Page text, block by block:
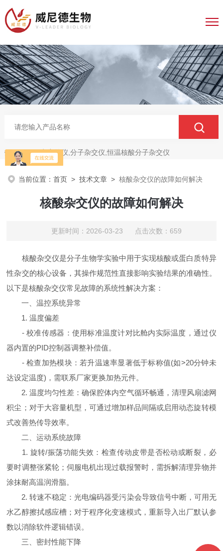
热门关键词：电穿孔仪,分子杂交仪,恒温核酸分子杂交仪
当前位置：首页 >技术文章 >核酸杂交仪的故障如何解决
核酸杂交仪的故障如何解决
更新时间：2026-03-23 点击次数：659
核酸杂交仪是分子生物学实验中用于实现核酸或蛋白质特异
性杂交的核心设备，其操作规范性直接影响实验结果的准确性。
以下是核酸杂交仪常见故障的系统性解决方案：
一、温控系统异常
1. 温度偏差
- 校准传感器：使用标准温度计对比舱内实际温度，通过仪
器内置的PID控制器调整补偿值。
- 检查加热模块：若升温速率显著低于标称值(如>20分钟未
达设定温度)，需联系厂家更换加热元件。
2. 温度均匀性差：确保腔体内空气循环畅通，清理风扇滤网
积尘；对于大容量机型，可通过增加样品间隔或启用动态旋转模
式改善热传导效率。
二、运动系统故障
1. 旋转/振荡功能失效：检查传动皮带是否松动或断裂，必
要时调整张紧轮；伺服电机出现过载报警时，需拆解清理异物并
涂抹耐高温润滑脂。
2. 转速不稳定：光电编码器受污染会导致信号中断，可用无
水乙醇擦拭感应槽；对于程序化变速模式，重新导入出厂默认参
数以消除软件逻辑错误。
三、密封性能下降